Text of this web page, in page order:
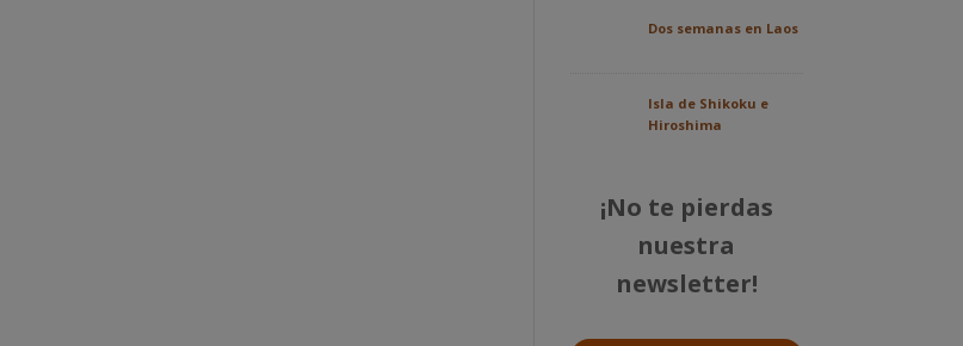
Dos semanas en Laos
Isla de Shikoku e
Hiroshima
¡No te pierdas
nuestra
newsletter!